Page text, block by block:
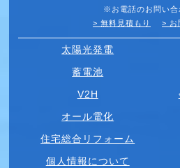
※お電話のお問い合
> 無料見積もり
> お
太陽光発電
蓄電池
V2H
オール電化
住宅総合リフォーム
個人情報について